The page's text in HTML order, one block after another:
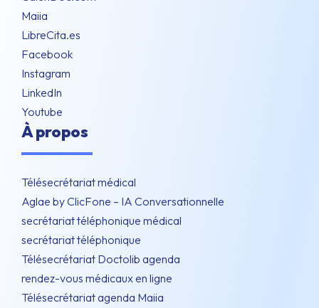
Maiia
LibreCita.es
Facebook
Instagram
LinkedIn
Youtube
À propos
Télésecrétariat médical
Aglae by ClicFone – IA Conversationnelle
secrétariat téléphonique médical
secrétariat téléphonique
Télésecrétariat Doctolib agenda
rendez-vous médicaux en ligne
Télésecrétariat agenda Maiia